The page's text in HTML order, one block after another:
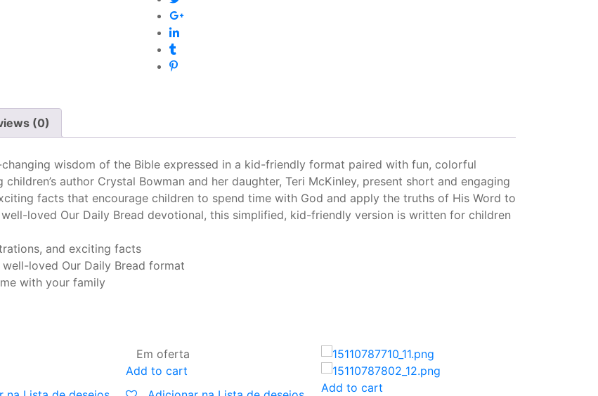
(0)
wisdom of the Bible expressed in a kid-friendly format paired with fun, colorful
author Crystal Bowman and her daughter, Teri McKinley, present short and engaging
facts that encourage children to spend time with God and apply the truths of His Word to
loved Our Daily Bread devotional, this simplified, kid-friendly version is written for children
and exciting facts
loved Our Daily Bread format
with your family
Em oferta
Add to cart
Add to cart